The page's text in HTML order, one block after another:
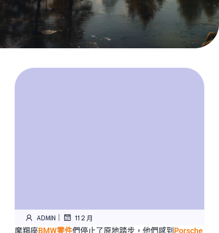
ADMIN | 11 2 月
摩羯座BMW零件們停止了原地踏步，他們感到 Porsche